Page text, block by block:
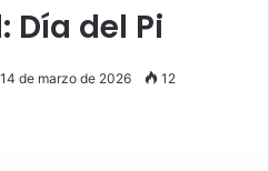
Día del Pi
14 de marzo de 2026 12